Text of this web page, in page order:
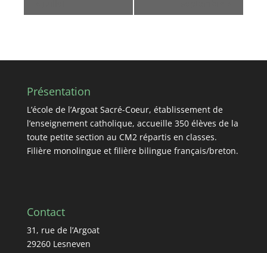
Présentation
L’école de l’Argoat Sacré-Coeur, établissement de
l’enseignement catholique, accueille 350 élèves de la
toute petite section au CM2 répartis en classes.
Filière monolingue et filière bilingue français/breton.
Contact
31, rue de l’Argoat
29260 Lesneven